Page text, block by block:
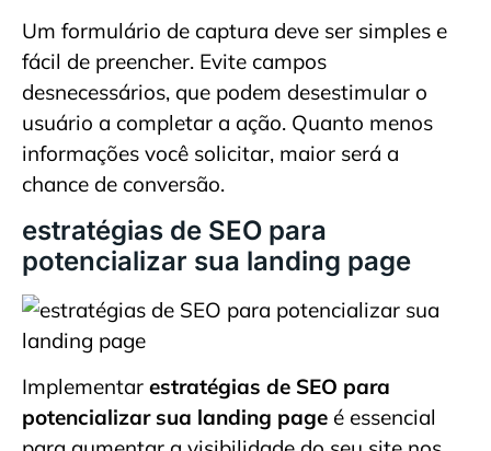
Um formulário de captura deve ser simples e
fácil de preencher. Evite campos
desnecessários, que podem desestimular o
usuário a completar a ação. Quanto menos
informações você solicitar, maior será a
chance de conversão.
estratégias de SEO para
potencializar sua landing page
Implementar estratégias de SEO para
potencializar sua landing page é essencial